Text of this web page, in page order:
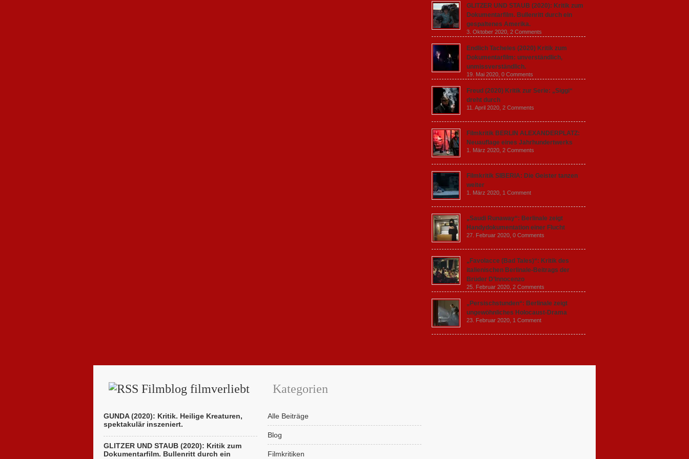
GLITZER UND STAUB (2020): Kritik zum
Dokumentarfilm. Bullenritt durch ein
gespaltenes Amerika.
3. Oktober 2020, 2 Comments
Endlich Tacheles (2020) Kritik zum
Dokumentarfilm: unverständlich,
unmissverständlich.
19. Mai 2020, 0 Comments
Freud (2020) Kritik zur Serie: „Siggi“
dreht durch
11. April 2020, 2 Comments
Filmkritik BERLIN ALEXANDERPLATZ:
Neuauflage eines Jahrhundertwerks
1. März 2020, 2 Comments
Filmkritik SIBERIA: Die Geister tanzen
weiter
1. März 2020, 1 Comment
„Saudi Runaway“: Berlinale zeigt
Handydokumentation einer Flucht
27. Februar 2020, 0 Comments
„Favolacce (Bad Tales)“: Kritik des
italienischen Berlinale-Beitrags der
Brüder D’Innocenzo
25. Februar 2020, 2 Comments
„Persischstunden“: Berlinale zeigt
ungewöhnliches Holocaust-Drama
23. Februar 2020, 1 Comment
Filmblog filmverliebt
GUNDA (2020): Kritik. Heilige Kreaturen,
spektakulär inszeniert.
GLITZER UND STAUB (2020): Kritik zum
Dokumentarfilm. Bullenritt durch ein
Kategorien
Alle Beiträge
Blog
Filmkritiken